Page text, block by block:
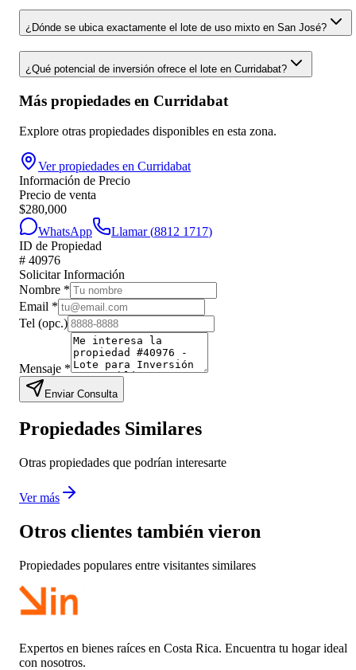
¿Dónde se ubica exactamente el lote de uso mixto en San José?
¿Qué potencial de inversión ofrece el lote en Curridabat?
Más propiedades en Curridabat
Explore otras propiedades disponibles en esta zona.
Ver propiedades en Curridabat
Información de Precio
Precio de venta
$280,000
WhatsApp
Llamar (8812 1717)
ID de Propiedad
# 40976
Solicitar Información
Nombre *
Email *
Tel (opc.)
Mensaje *
Enviar Consulta
Propiedades Similares
Otras propiedades que podrían interesarte
Ver más
Otros clientes también vieron
Propiedades populares entre visitantes similares
Expertos en bienes raíces en Costa Rica. Encuentra tu hogar ideal
con nosotros.